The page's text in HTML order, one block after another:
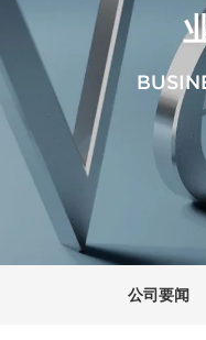
公司要闻